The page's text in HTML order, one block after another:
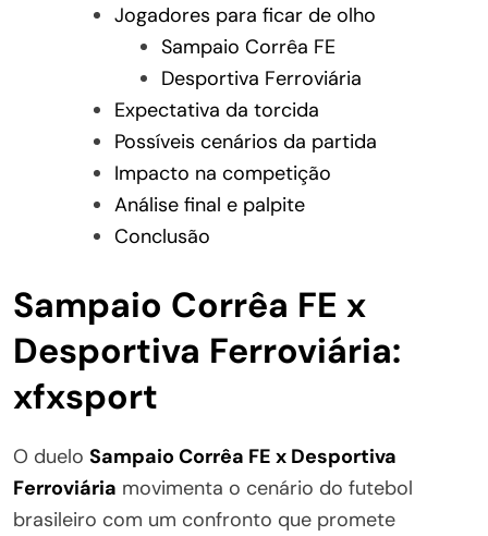
Jogadores para ficar de olho
Sampaio Corrêa FE
Desportiva Ferroviária
Expectativa da torcida
Possíveis cenários da partida
Impacto na competição
Análise final e palpite
Conclusão
Sampaio Corrêa FE x
Desportiva Ferroviária:
xfxsport
O duelo Sampaio Corrêa FE x Desportiva
Ferroviária movimenta o cenário do futebol
brasileiro com um confronto que promete